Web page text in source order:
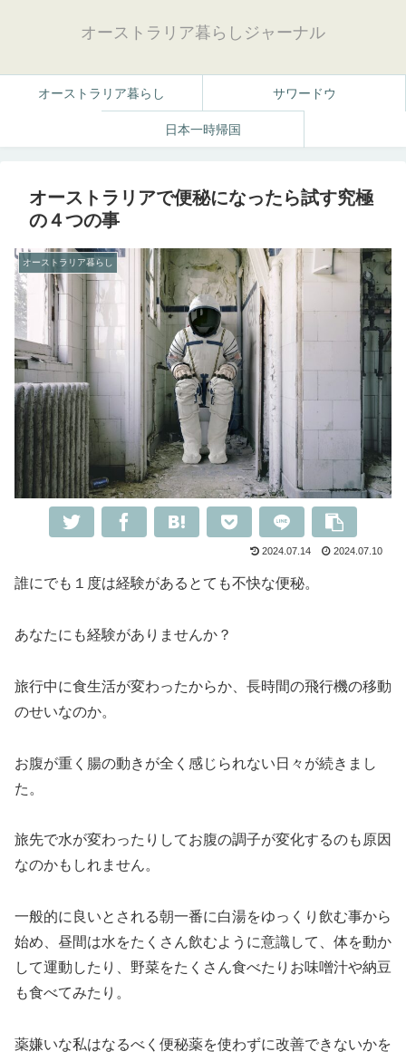
オーストラリア暮らしジャーナル
オーストラリア暮らし サワードウ
日本一時帰国
オーストラリアで便秘になったら試す究極
の４つの事
オーストラリア暮らし
2024.07.14 2024.07.10
誰にでも１度は経験があるとても不快な便秘。
あなたにも経験がありませんか？
旅行中に食生活が変わったからか、長時間の飛行機の移動
のせいなのか。
お腹が重く腸の動きが全く感じられない日々が続きまし
た。
旅先で水が変わったりしてお腹の調子が変化するのも原因
なのかもしれません。
一般的に良いとされる朝一番に白湯をゆっくり飲む事から
始め、昼間は水をたくさん飲むように意識して、体を動か
して運動したり、野菜をたくさん食べたりお味噌汁や納豆
も食べてみたり。
薬嫌いな私はなるべく便秘薬を使わずに改善できないかを